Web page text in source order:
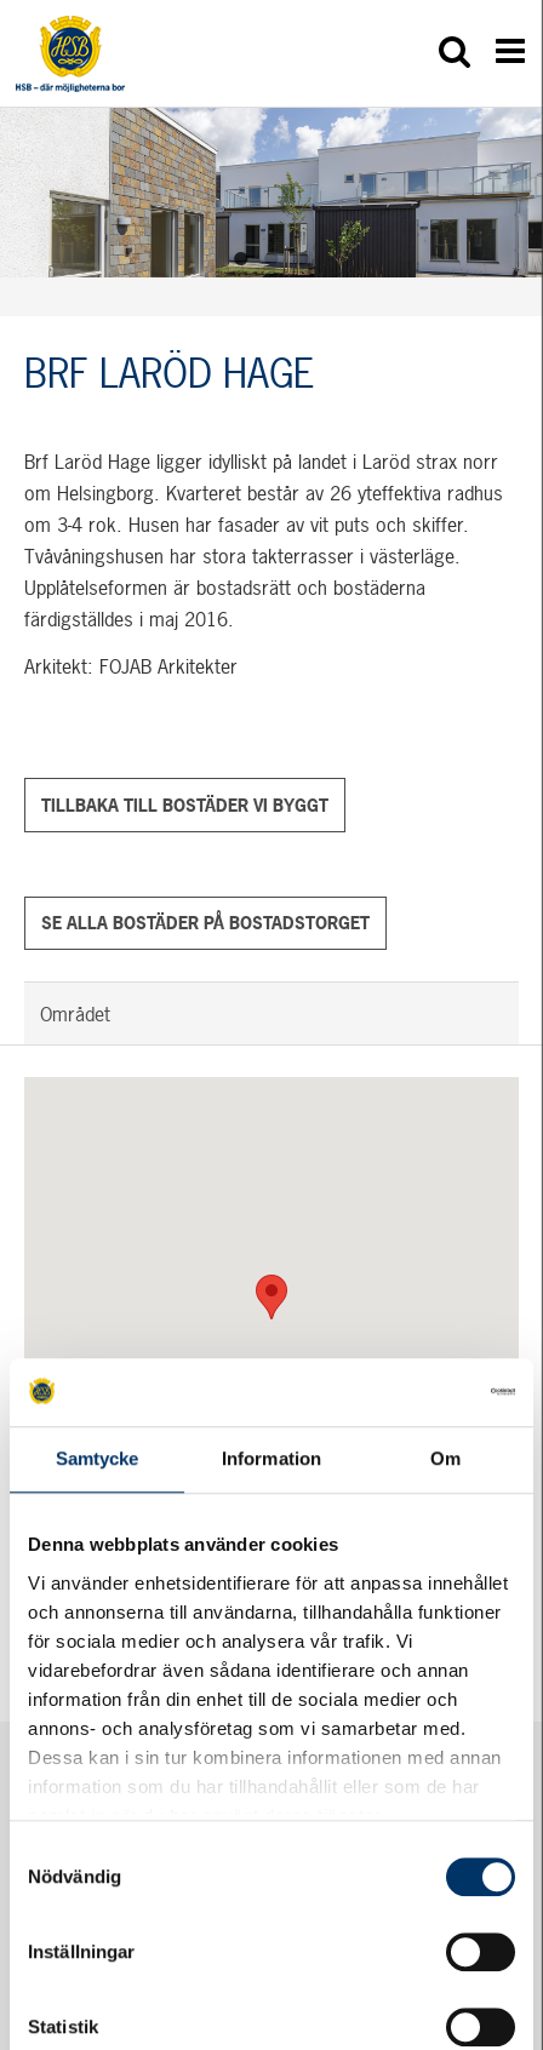
Samtycke Information Om
Denna webbplats använder cookies
Vi använder enhetsidentifierare för att anpassa innehållet
och annonserna till användarna, tillhandahålla funktioner
för sociala medier och analysera vår trafik. Vi
vidarebefordrar även sådana identifierare och annan
information från din enhet till de sociala medier och
annons- och analysföretag som vi samarbetar med.
Dessa kan i sin tur kombinera informationen med annan
information som du har tillhandahållit eller som de har
Nödvändig
Inställningar
Statistik
BRF LARÖD HAGE
Brf Laröd Hage ligger idylliskt på landet i Laröd strax norr
om Helsingborg. Kvarteret består av 26 yteffektiva radhus
om 3-4 rok. Husen har fasader av vit puts och skiffer.
Tvåvåningshusen har stora takterrasser i västerläge.
Upplåtelseformen är bostadsrätt och bostäderna
färdigställdes i maj 2016.
Arkitekt: FOJAB Arkitekter
TILLBAKA TILL BOSTÄDER VI BYGGT
SE ALLA BOSTÄDER PÅ BOSTADSTORGET
Området
Stuterivägen 60, Helsingborg